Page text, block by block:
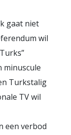
gaat niet
wil
minuscule
Turkstalig
TV wil
een verbod